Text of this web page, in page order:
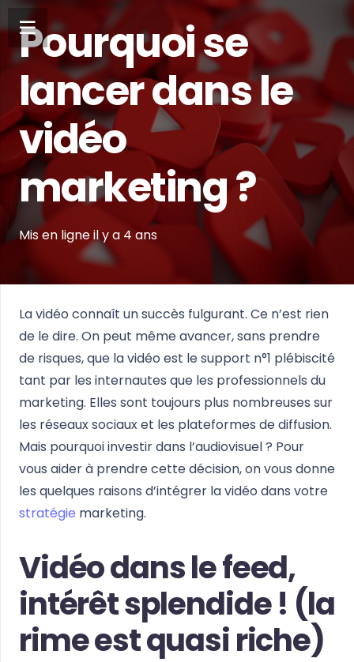
Pourquoi se
lancer dans le
vidéo
marketing ?
Mis en ligneil y a 4 ans
La vidéo connaît un succès fulgurant. Ce n’est rien
de le dire. On peut même avancer, sans prendre
de risques, que la vidéo est le support n°1 plébiscité
tant par les internautes que les professionnels du
marketing. Elles sont toujours plus nombreuses sur
les réseaux sociaux et les plateformes de diffusion.
Mais pourquoi investir dans l’audiovisuel ? Pour
vous aider à prendre cette décision, on vous donne
les quelques raisons d’intégrer la vidéo dans votre
stratégie marketing.
Vidéo dans le feed,
intérêt splendide ! (la
rime est quasi riche)